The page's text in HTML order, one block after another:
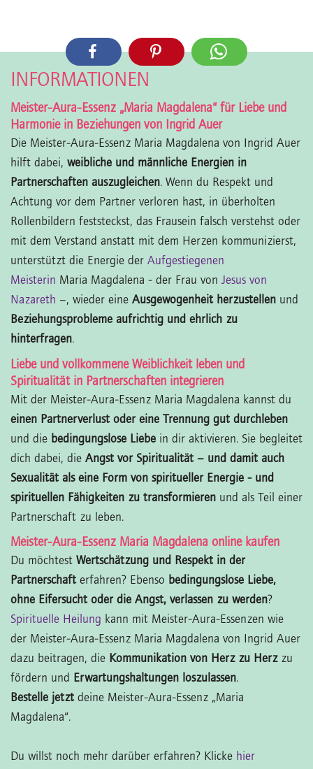
INFORMATIONEN
Meister-Aura-Essenz „Maria Magdalena“ für Liebe und
Harmonie in Beziehungen von Ingrid Auer
Die Meister-Aura-Essenz Maria Magdalena von Ingrid Auer
hilft dabei, weibliche und männliche Energien in
Partnerschaften auszugleichen. Wenn du Respekt und
Achtung vor dem Partner verloren hast, in überholten
Rollenbildern feststeckst, das Frausein falsch verstehst oder
mit dem Verstand anstatt mit dem Herzen kommunizierst,
unterstützt die Energie der Aufgestiegenen
Meisterin Maria Magdalena - der Frau von Jesus von
Nazareth –, wieder eine Ausgewogenheit herzustellen und
Beziehungsprobleme aufrichtig und ehrlich zu
hinterfragen.
Liebe und vollkommene Weiblichkeit leben und
Spiritualität in Partnerschaften integrieren
Mit der Meister-Aura-Essenz Maria Magdalena kannst du
einen Partnerverlust oder eine Trennung gut durchleben
und die bedingungslose Liebe in dir aktivieren. Sie begleitet
dich dabei, die Angst vor Spiritualität – und damit auch
Sexualität als eine Form von spiritueller Energie - und
spirituellen Fähigkeiten zu transformieren und als Teil einer
Partnerschaft zu leben.
Meister-Aura-Essenz Maria Magdalena online kaufen
Du möchtest Wertschätzung und Respekt in der
Partnerschafterfahren? Ebenso bedingungslose Liebe,
ohne Eifersucht oder die Angst, verlassen zu werden?
Spirituelle Heilung kann mit Meister-Aura-Essenzen wie
der Meister-Aura-Essenz Maria Magdalena von Ingrid Auer
dazu beitragen, die Kommunikation von Herz zu Herz zu
fördern und Erwartungshaltungen loszulassen.
Bestelle jetztdeine Meister-Aura-Essenz „Maria
Magdalena“.
Du willst noch mehr darüber erfahren? Klicke hier